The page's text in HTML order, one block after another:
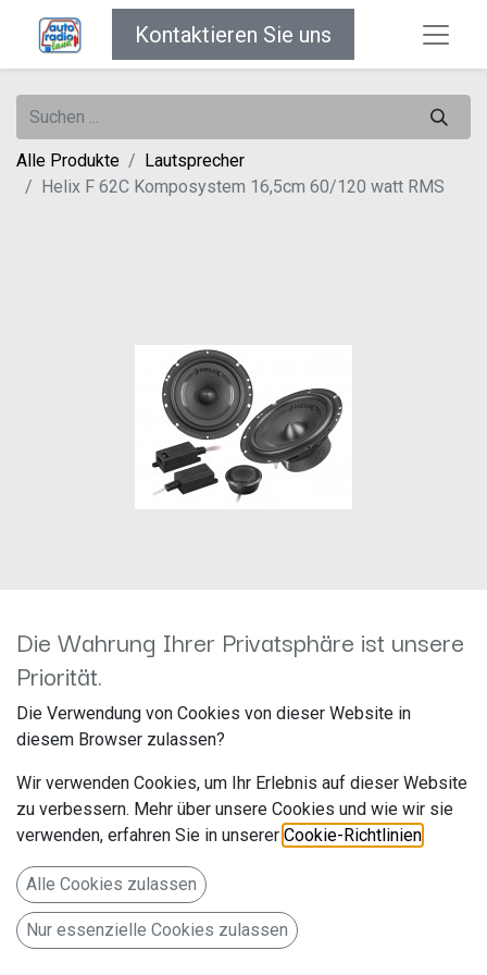
Kontaktieren Sie uns
Alle Produkte
Lautsprecher
Helix F 62C Komposystem 16,5cm 60/120 watt RMS
Helix F 62C Komposystem
16,5cm 60/120 watt RMS
Hersteller: Helix
Artikelnummer: F622620
Audiotec Fischer GmbH
57392 Schmallenberg
Deutschland www.audiotec-fischer.de
Die Wahrung Ihrer Privatsphäre ist unsere
Priorität.
Die Verwendung von Cookies von dieser Website in
diesem Browser zulassen?
Wir verwenden Cookies, um Ihr Erlebnis auf dieser Website
zu verbessern. Mehr über unsere Cookies und wie wir sie
verwenden, erfahren Sie in unserer Cookie-Richtlinien
Alle Cookies zulassen
Nur essenzielle Cookies zulassen